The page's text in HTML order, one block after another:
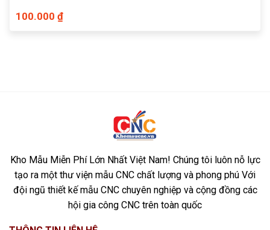
100.000 ₫
Kho Mẫu Miễn Phí Lớn Nhất Việt Nam! Chúng tôi luôn nỗ lực
tạo ra một thư viện mẫu CNC chất lượng và phong phú Với
đội ngũ thiết kế mẫu CNC chuyên nghiệp và cộng đồng các
hội gia công CNC trên toàn quốc